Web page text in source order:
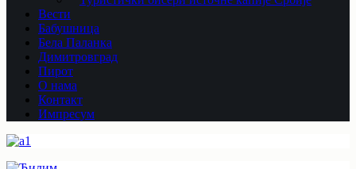
Вести
Бабушница
Бела Паланка
Димитровград
Пирот
О нама
Контакт
Импресум